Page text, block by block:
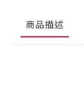
商品描述